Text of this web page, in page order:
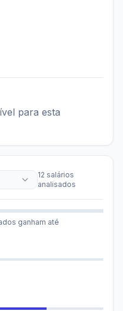
para esta
12 salários
analisados
ganham até